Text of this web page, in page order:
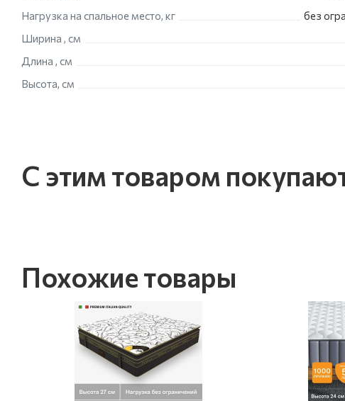
Нагрузка на спальное место, кг
без
Ширина , см
Длина , см
Высота, см
С этим товаром
Похожие товары